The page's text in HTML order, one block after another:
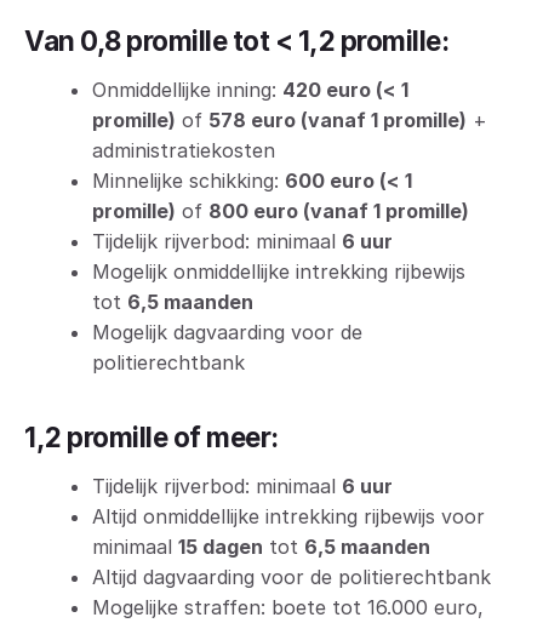
Van 0,8 promille tot < 1,2 promille:
Onmiddellijke inning: 420 euro (< 1
promille) of 578 euro (vanaf 1 promille) +
administratiekosten
Minnelijke schikking: 600 euro (< 1
promille) of 800 euro (vanaf 1 promille)
Tijdelijk rijverbod: minimaal 6 uur
Mogelijk onmiddellijke intrekking rijbewijs
tot 6,5 maanden
Mogelijk dagvaarding voor de
politierechtbank
1,2 promille of meer:
Tijdelijk rijverbod: minimaal 6 uur
Altijd onmiddellijke intrekking rijbewijs voor
minimaal 15 dagen tot 6,5 maanden
Altijd dagvaarding voor de politierechtbank
Mogelijke straffen: boete tot 16.000 euro,